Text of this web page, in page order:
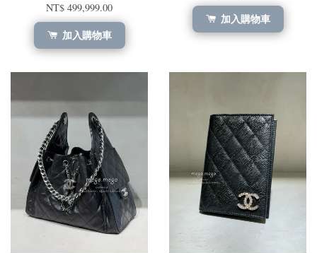
NT$ 499,999.00
加入購物車
加入購物車